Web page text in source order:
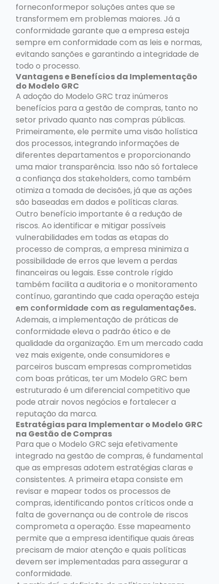
forneconformepor soluções antes que se
transformem em problemas maiores. Já a
conformidade garante que a empresa esteja
sempre em conformidade com as leis e normas,
evitando sanções e garantindo a integridade de
todo o processo.
Vantagens e Benefícios da Implementação
do Modelo GRC
A adoção do Modelo GRC traz inúmeros
benefícios para a gestão de compras, tanto no
setor privado quanto nas compras públicas.
Primeiramente, ele permite uma visão holística
dos processos, integrando informações de
diferentes departamentos e proporcionando
uma maior transparência. Isso não só fortalece
a confiança dos stakeholders, como também
otimiza a tomada de decisões, já que as ações
são baseadas em dados e políticas claras.
Outro benefício importante é a redução de
riscos. Ao identificar e mitigar possíveis
vulnerabilidades em todas as etapas do
processo de compras, a empresa minimiza a
possibilidade de erros que levem a perdas
financeiras ou legais. Esse controle rígido
também facilita a auditoria e o monitoramento
contínuo, garantindo que cada operação esteja
em conformidade com as regulamentações.
Ademais, a implementação de práticas de
conformidade eleva o padrão ético e de
qualidade da organização. Em um mercado cada
vez mais exigente, onde consumidores e
parceiros buscam empresas comprometidas
com boas práticas, ter um Modelo GRC bem
estruturado é um diferencial competitivo que
pode atrair novos negócios e fortalecer a
reputação da marca.
Estratégias para Implementar o Modelo GRC
na Gestão de Compras
Para que o Modelo GRC seja efetivamente
integrado na gestão de compras, é fundamental
que as empresas adotem estratégias claras e
consistentes. A primeira etapa consiste em
revisar e mapear todos os processos de
compras, identificando pontos críticos onde a
falta de governança ou de controle de riscos
comprometa a operação. Esse mapeamento
permite que a empresa identifique quais áreas
precisam de maior atenção e quais políticas
devem ser implementadas para assegurar a
conformidade.